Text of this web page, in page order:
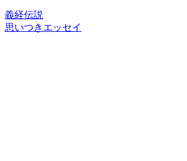
義経伝説
思いつきエッセイ